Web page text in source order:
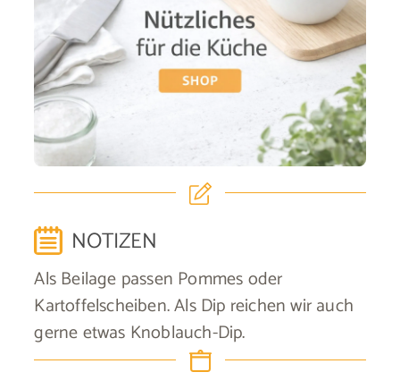
NOTIZEN
Als Beilage passen Pommes oder
Kartoffelscheiben. Als Dip reichen wir auch
gerne etwas Knoblauch-Dip.